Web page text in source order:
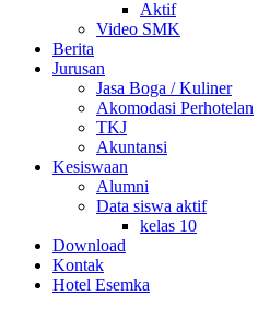
Aktif
Video SMK
Berita
Jurusan
Jasa Boga / Kuliner
Akomodasi Perhotelan
TKJ
Akuntansi
Kesiswaan
Alumni
Data siswa aktif
kelas 10
Download
Kontak
Hotel Esemka